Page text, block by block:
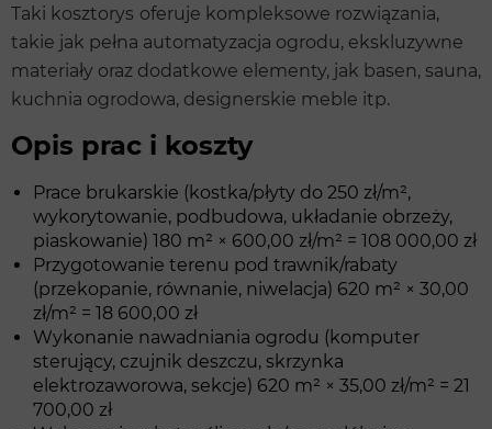
Taki kosztorys oferuje kompleksowe rozwiązania,
takie jak pełna automatyzacja ogrodu, ekskluzywne
materiały oraz dodatkowe elementy, jak basen, sauna,
kuchnia ogrodowa, designerskie meble itp.
Opis prac i koszty
Prace brukarskie (kostka/płyty do 250 zł/m²,
wykorytowanie, podbudowa, układanie obrzeży,
piaskowanie) 180 m² × 600,00 zł/m² = 108 000,00 zł
Przygotowanie terenu pod trawnik/rabaty
(przekopanie, równanie, niwelacja) 620 m² × 30,00
zł/m² = 18 600,00 zł
Wykonanie nawadniania ogrodu (komputer
sterujący, czujnik deszczu, skrzynka
elektrozaworowa, sekcje) 620 m² × 35,00 zł/m² = 21
700,00 zł